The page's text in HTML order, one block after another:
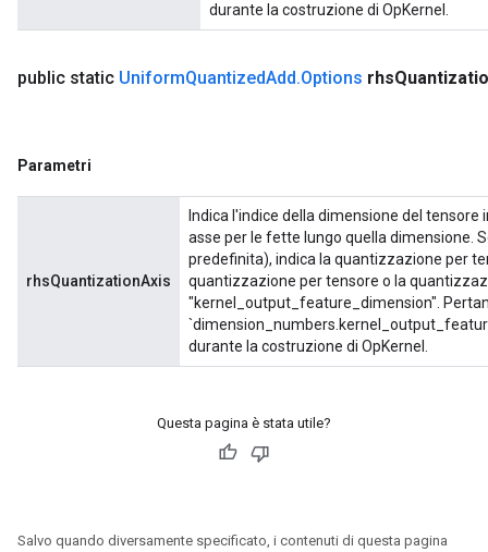
durante la costruzione di OpKernel.
public static UniformQuantizedAdd.Options rhs
Parametri
rhsQuantizationAxis
Indica l'indice della dimensione del
asse per le fette lungo quella dimensione.
predefinita), indica la quantizzazione per
quantizzazione per tensore o la
"kernel_output_feature_dimension".
durante la costruzione di OpKernel.
Questa pagina è stata utile?
Salvo quando diversamente specificato, i contenuti di questa pagina